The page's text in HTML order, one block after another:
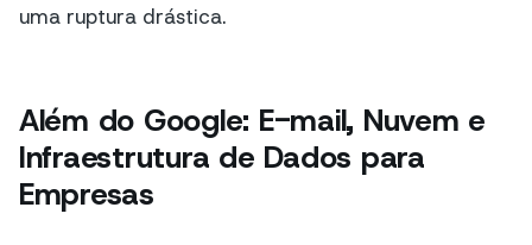
uma ruptura drástica.
Além do Google: E-mail, Nuvem e
Infraestrutura de Dados para
Empresas